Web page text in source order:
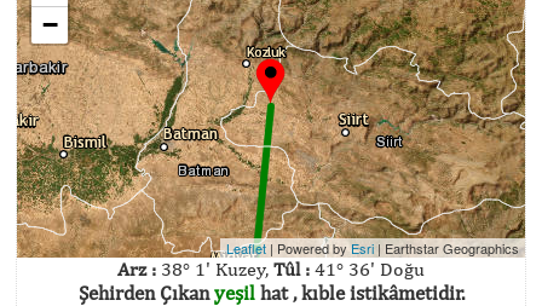
−
Leaflet | Powered byEsri | Earthstar Geographics
Arz : 38° 1' Kuzey, Tûl : 41° 36' Doğu
Şehirden Çıkanyeşilhat , kıble istikâmetidir.